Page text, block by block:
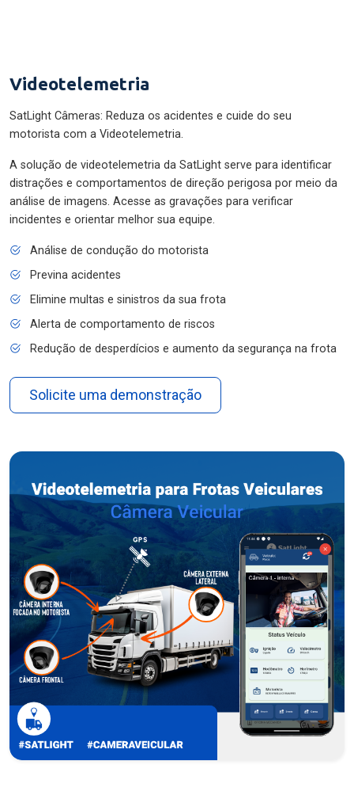
Videotelemetria
SatLight Câmeras: Reduza os acidentes e cuide do seu
motorista com a Videotelemetria.
A solução de videotelemetria da SatLight serve para identificar
distrações e comportamentos de direção perigosa por meio da
análise de imagens. Acesse as gravações para verificar
incidentes e orientar melhor sua equipe.
Análise de condução do motorista
Previna acidentes
Elimine multas e sinistros da sua frota
Alerta de comportamento de riscos
Redução de desperdícios e aumento da segurança na frota
Solicite uma demonstração